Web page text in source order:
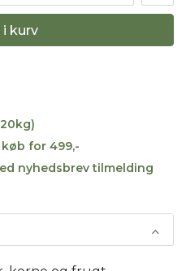
kurv
for 499,-
nyhedsbrev tilmelding